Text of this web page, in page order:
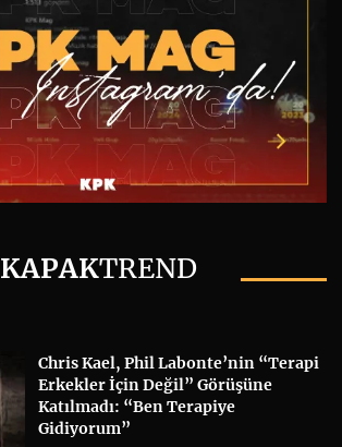
KAPAKTREND
Chris Kael, Phil Labonte’nin “Terapi
Erkekler İçin Değil” Görüşüne
Katılmadı: “Ben Terapiye
Gidiyorum”